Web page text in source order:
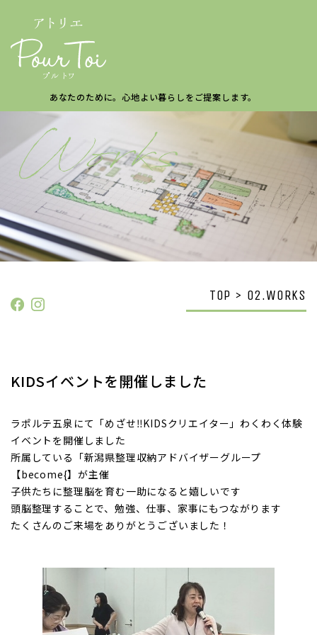
あなたのために。心地よい暮らしをご提案します。
TOP > 02.WORKS
KIDSイベントを開催しました
ラポルテ五泉にて「めざせ‼KIDSクリエイター」わくわく体験
イベントを開催しました
所属している「新潟県整理収納アドバイザーグループ
【become{】が主催
子供たちに整理脳を育む一助になると嬉しいです
頭脳整理することで、勉強、仕事、家事にもつながります
たくさんのご来場をありがとうございました！